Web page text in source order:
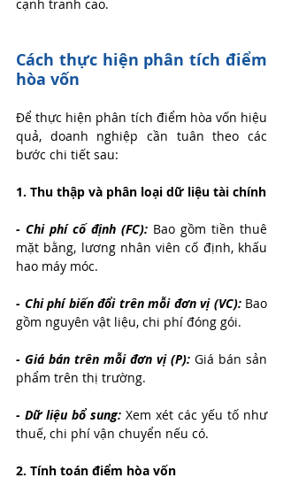
cạnh tranh cao.
Cách thực hiện phân tích điểm
hòa vốn
Để thực hiện phân tích điểm hòa vốn hiệu
quả, doanh nghiệp cần tuân theo các
bước chi tiết sau:
1. Thu thập và phân loại dữ liệu tài chính
- Chi phí cố định (FC): Bao gồm tiền thuê
mặt bằng, lương nhân viên cố định, khấu
hao máy móc.
- Chi phí biến đổi trên mỗi đơn vị (VC): Bao
gồm nguyên vật liệu, chi phí đóng gói.
- Giá bán trên mỗi đơn vị (P): Giá bán sản
phẩm trên thị trường.
- Dữ liệu bổ sung: Xem xét các yếu tố như
thuế, chi phí vận chuyển nếu có.
2. Tính toán điểm hòa vốn